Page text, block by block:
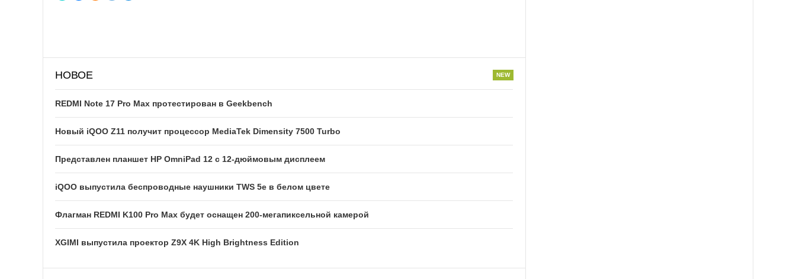
НОВОЕ
REDMI Note 17 Pro Max протестирован в Geekbench
Новый iQOO Z11 получит процессор MediaTek Dimensity 7500 Turbo
Представлен планшет HP OmniPad 12 с 12-дюймовым дисплеем
iQOO выпустила беспроводные наушники TWS 5e в белом цвете
Флагман REDMI K100 Pro Max будет оснащен 200-мегапиксельной камерой
XGIMI выпустила проектор Z9X 4K High Brightness Edition